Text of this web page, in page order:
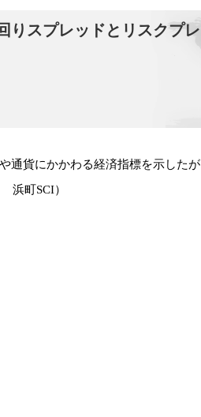
りスプレッドとリスクプレ
通貨にかかわる経済指標を示した
浜町SCI）